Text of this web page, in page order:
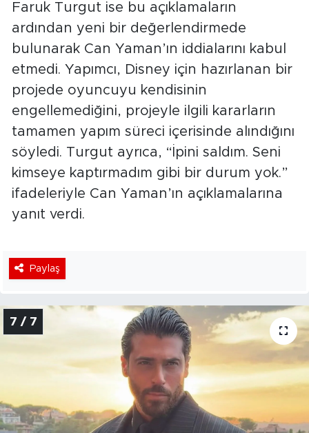
Faruk Turgut ise bu açıklamaların
ardından yeni bir değerlendirmede
bulunarak Can Yaman’ın iddialarını kabul
etmedi. Yapımcı, Disney için hazırlanan bir
projede oyuncuyu kendisinin
engellemediğini, projeyle ilgili kararların
tamamen yapım süreci içerisinde alındığını
söyledi. Turgut ayrıca, “İpini saldım. Seni
kimseye kaptırmadım gibi bir durum yok.”
ifadeleriyle Can Yaman’ın açıklamalarına
yanıt verdi.
Paylaş
7 / 7